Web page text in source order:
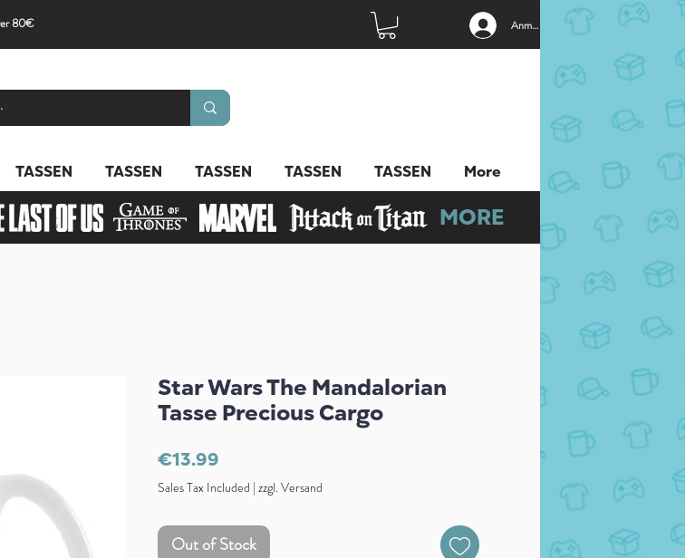
80€ Anmelden
TASSEN TASSEN TASSEN TASSEN TASSEN More
MORE
Star Wars The Mandalorian
Tasse Precious Cargo
€13.99
Sales Tax Included | zzgl. Versand
Out of Stock